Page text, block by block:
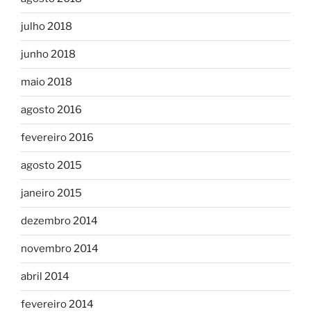
julho 2018
junho 2018
maio 2018
agosto 2016
fevereiro 2016
agosto 2015
janeiro 2015
dezembro 2014
novembro 2014
abril 2014
fevereiro 2014